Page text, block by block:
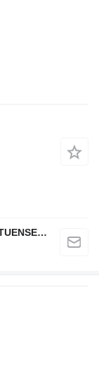
AUTO TRANSPORTADORA MODERNA PORTUENSE SA